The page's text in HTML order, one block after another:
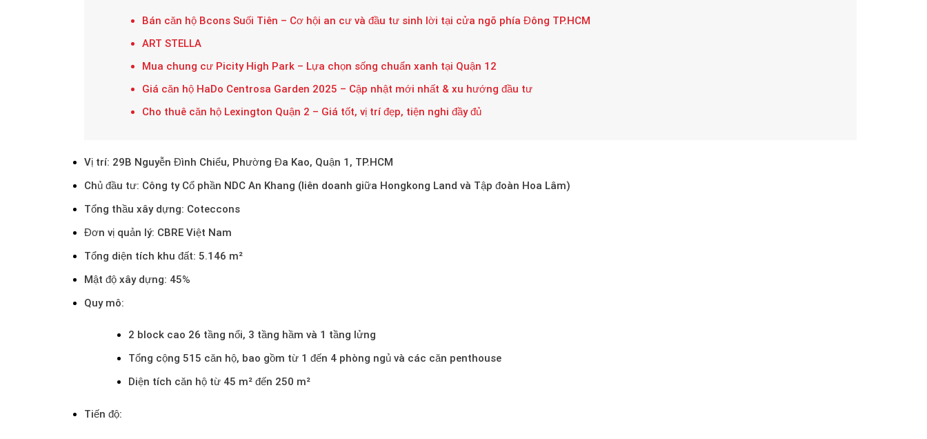
Bán căn hộ Bcons Suối Tiên – Cơ hội an cư và đầu tư sinh lời tại cửa ngõ phía Đông TP.HCM
ART STELLA
Mua chung cư Picity High Park – Lựa chọn sống chuẩn xanh tại Quận 12
Giá căn hộ HaDo Centrosa Garden 2025 – Cập nhật mới nhất & xu hướng đầu tư
Cho thuê căn hộ Lexington Quận 2 – Giá tốt, vị trí đẹp, tiện nghi đầy đủ
Vị trí: 29B Nguyễn Đình Chiểu, Phường Đa Kao, Quận 1, TP.HCM
Chủ đầu tư: Công ty Cổ phần NDC An Khang (liên doanh giữa Hongkong Land và Tập đoàn Hoa Lâm)
Tổng thầu xây dựng: Coteccons
Đơn vị quản lý: CBRE Việt Nam
Tổng diện tích khu đất: 5.146 m²
Mật độ xây dựng: 45%
Quy mô:
2 block cao 26 tầng nổi, 3 tầng hầm và 1 tầng lửng
Tổng cộng 515 căn hộ, bao gồm từ 1 đến 4 phòng ngủ và các căn penthouse
Diện tích căn hộ từ 45 m² đến 250 m²
Tiến độ: